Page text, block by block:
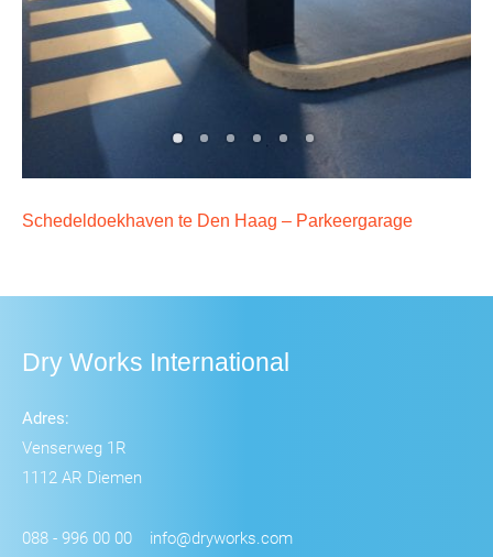
Schedeldoekhaven te Den Haag – Parkeergarage
Dry Works International
Adres:
Venserweg 1R
1112 AR Diemen
088 - 996 00 00 info@dryworks.com